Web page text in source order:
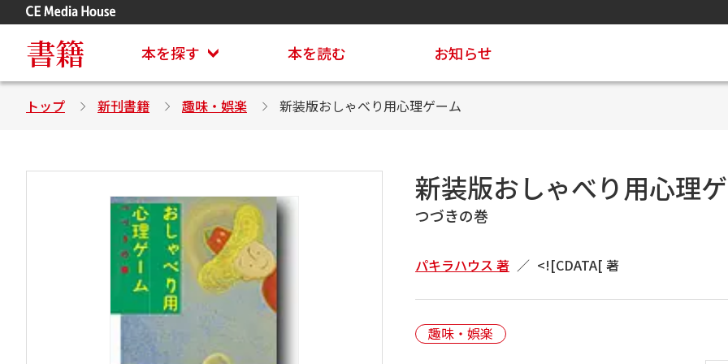
書籍 本を探す 本を読む お知らせ
トップ 新刊書籍 趣味・娯楽 新装版おしゃべり用心理ゲーム
新装版おしゃべり用心理
つづきの巻
パキラハウス 著 <![CDATA[ 著
趣味・娯楽